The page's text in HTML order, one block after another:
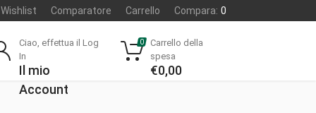
Wishlist Comparatore Carrello Compara: 0
Ciao, effettua il Log
In
Il mio
Account
0
Carrello della
spesa
€0,00